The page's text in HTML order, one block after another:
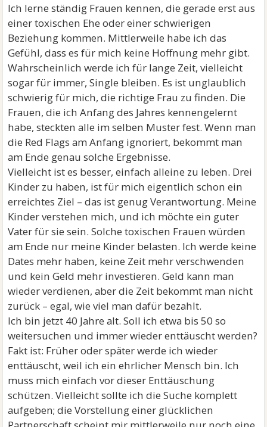
Ich lerne ständig Frauen kennen, die gerade erst aus
einer toxischen Ehe oder einer schwierigen
Beziehung kommen. Mittlerweile habe ich das
Gefühl, dass es für mich keine Hoffnung mehr gibt.
Wahrscheinlich werde ich für lange Zeit, vielleicht
sogar für immer, Single bleiben. Es ist unglaublich
schwierig für mich, die richtige Frau zu finden. Die
Frauen, die ich Anfang des Jahres kennengelernt
habe, steckten alle im selben Muster fest. Wenn man
die Red Flags am Anfang ignoriert, bekommt man
am Ende genau solche Ergebnisse.
Vielleicht ist es besser, einfach alleine zu leben. Drei
Kinder zu haben, ist für mich eigentlich schon ein
erreichtes Ziel – das ist genug Verantwortung. Meine
Kinder verstehen mich, und ich möchte ein guter
Vater für sie sein. Solche toxischen Frauen würden
am Ende nur meine Kinder belasten. Ich werde keine
Dates mehr haben, keine Zeit mehr verschwenden
und kein Geld mehr investieren. Geld kann man
wieder verdienen, aber die Zeit bekommt man nicht
zurück – egal, wie viel man dafür bezahlt.
Ich bin jetzt 40 Jahre alt. Soll ich etwa bis 50 so
weitersuchen und immer wieder enttäuscht werden?
Fakt ist: Früher oder später werde ich wieder
enttäuscht, weil ich ein ehrlicher Mensch bin. Ich
muss mich einfach vor dieser Enttäuschung
schützen. Vielleicht sollte ich die Suche komplett
aufgeben; die Vorstellung einer glücklichen